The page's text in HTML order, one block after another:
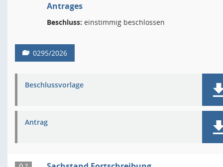
Antrages
Beschluss: einstimmig beschlossen
0295/2026
Beschlussvorlage
Antrag